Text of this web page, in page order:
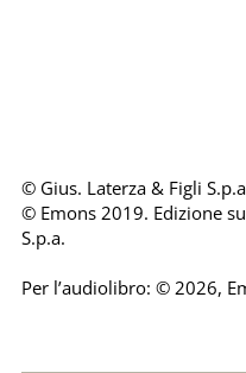
© Gius. Laterza & Figli
© Emons 2019. Edizione
S.p.a.
Per l’audiolibro: © 2026,